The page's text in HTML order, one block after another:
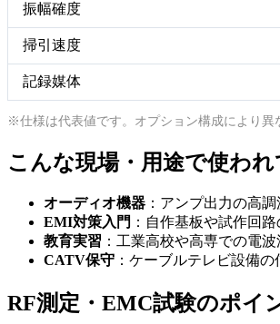
振幅確度
掃引速度
記録媒体
※仕様は代表値です。オプション構成により異
こんな現場・用途で使わ
オーディオ機器 ：アンプ出力の高
EMI対策入門 ：自作基板や試作回
教育実習 ：工業高校や高専での電
CATV保守 ：ケーブルテレビ設備
RF測定・EMC試験のポイ